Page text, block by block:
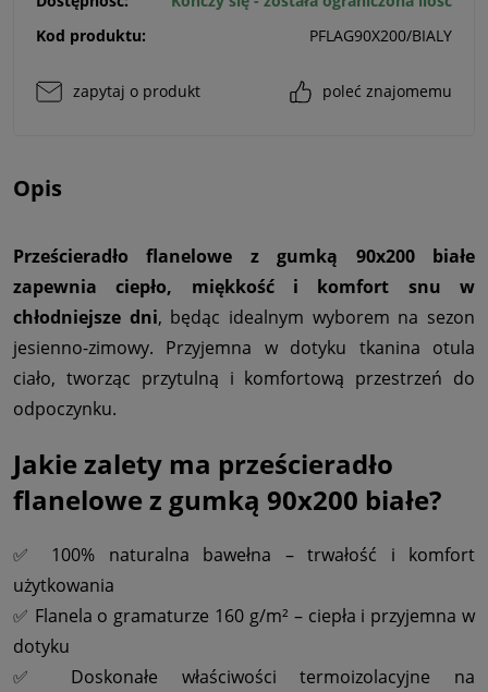
Kod produktu:
PFLAG90X200/BIALY
zapytaj o produkt poleć znajomemu
Opis
Prześcieradło flanelowe z gumką 90x200 białe
zapewnia ciepło, miękkość i komfort snu w
chłodniejsze dni, będąc idealnym wyborem na sezon
jesienno-zimowy. Przyjemna w dotyku tkanina otula
ciało, tworząc przytulną i komfortową przestrzeń do
odpoczynku.
Jakie zalety ma prześcieradło
flanelowe z gumką 90x200 białe?
✅ 100% naturalna bawełna – trwałość i komfort
użytkowania
✅ Flanela o gramaturze 160 g/m² – ciepła i przyjemna w
dotyku
✅ Doskonałe właściwości termoizolacyjne na